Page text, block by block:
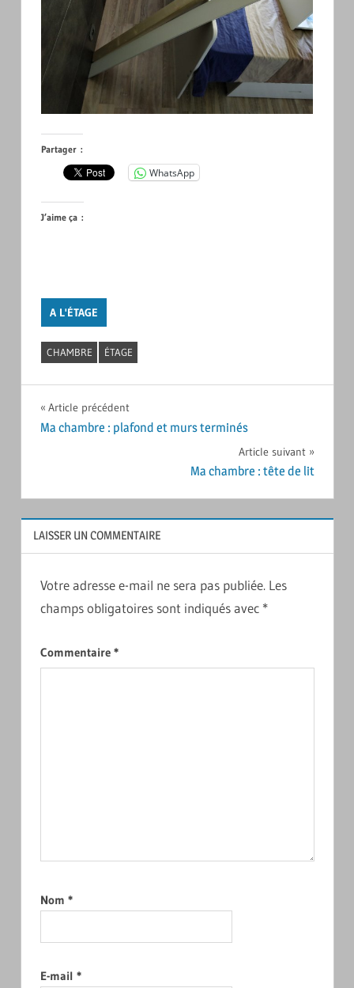
Partager :
WhatsApp
J’aime ça :
A L'ÉTAGE
CHAMBRE ÉTAGE
Navigation
Article précédent
Ma chambre : plafond et murs terminés
Article suivant
Ma chambre : tête de lit
LAISSER UN COMMENTAIRE
Votre adresse e-mail ne sera pas publiée. Les
champs obligatoires sont indiqués avec *
Commentaire *
Nom *
E-mail *